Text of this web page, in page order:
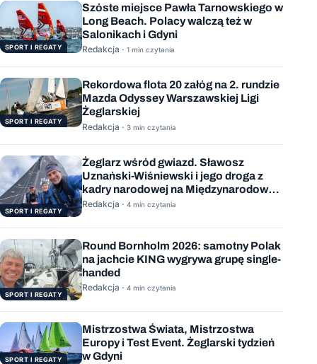
SPORT I REGATY
Szóste miejsce Pawła Tarnowskiego w
Long Beach. Polacy walczą też w
Salonikach i Gdyni
Redakcja · 1 min czytania
SPORT I REGATY
Rekordowa flota 20 załóg na 2. rundzie
Mazda Odyssey Warszawskiej Ligi
Żeglarskiej
Redakcja · 3 min czytania
SPORT I REGATY
Żeglarz wśród gwiazd. Sławosz
Uznański-Wiśniewski i jego droga z
kadry narodowej na Międzynarodową
Stację Kosmiczną
Redakcja · 4 min czytania
SPORT I REGATY
Round Bornholm 2026: samotny Polak
na jachcie KING wygrywa grupę single-
handed
Redakcja · 4 min czytania
SPORT I REGATY
Mistrzostwa Świata, Mistrzostwa
Europy i Test Event. Żeglarski tydzień
w Gdyni